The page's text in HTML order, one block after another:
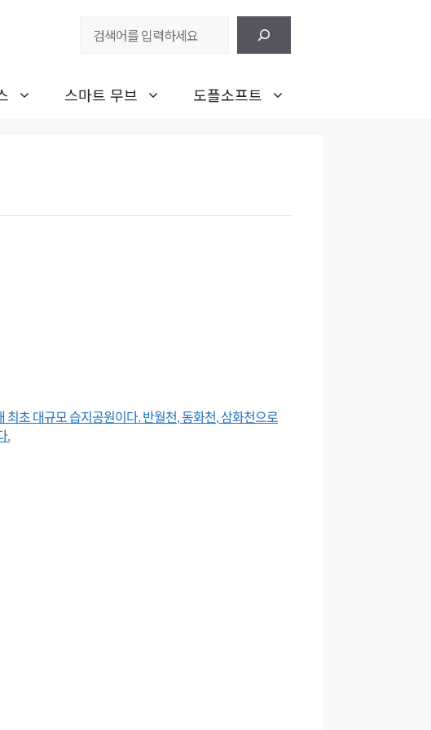
스마트 무브 도플소프트
초 대규모 습지공원이다. 반월천, 동화천, 삼화천으로
.